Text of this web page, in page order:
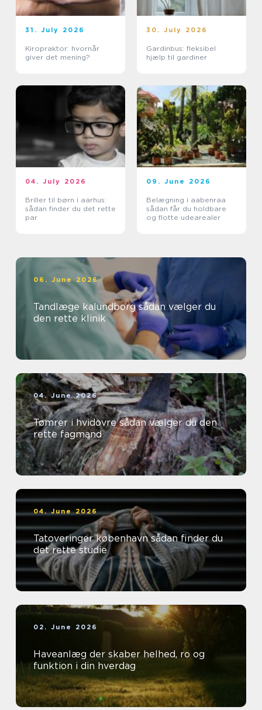
31. July 2026
Kiropraktor: hvornår
giver det mening?
30. July 2026
Gardinbus: fleksibel
hjælp til gardiner
04. July 2026
Briller til børn i aarhus:
sådan finder du det rette
par
09. June 2026
Belægning i aabenraa
sådan får du holdbare
og flotte udearealer
06. June 2026
Tandlæge kalundborg sådan vælger du
den rette klinik
04. June 2026
Tømrer i hvidovre sådan vælger du den
rette fagmand
04. June 2026
Tatoveringer københavn sådan finder du
det rette studie
02. June 2026
Haveanlæg der skaber helhed, ro og
funktion i din hverdag